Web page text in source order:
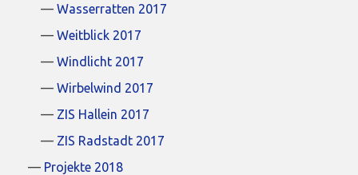
Wasserratten 2017
Weitblick 2017
Windlicht 2017
Wirbelwind 2017
ZIS Hallein 2017
ZIS Radstadt 2017
Projekte 2018